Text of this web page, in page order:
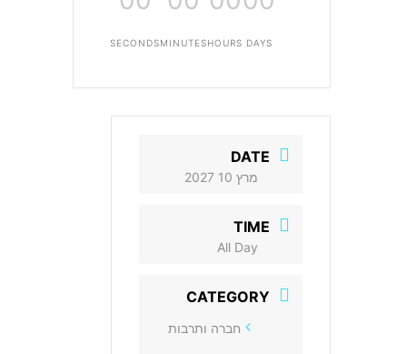
DAYS
HOURS
MINUTES
SECONDS
DATE
מרץ 10 2027
TIME
All Day
CATEGORY
חברה ותרבות